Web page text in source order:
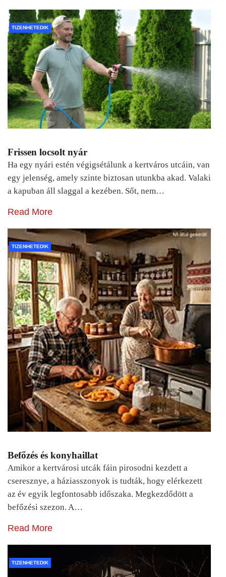
TIZENHETEDIK
Frissen locsolt nyár
Ha egy nyári estén végigsétálunk a kertváros utcáin, van
egy jelenség, amely szinte biztosan utunkba akad. Valaki
a kapuban áll slaggal a kezében. Sőt, nem…
Read More
TIZENHETEDIK
Befőzés és konyhaillat
Amikor a kertvárosi utcák fáin pirosodni kezdett a
cseresznye, a háziasszonyok is tudták, hogy elérkezett
az év egyik legfontosabb időszaka. Megkezdődött a
befőzési szezon. A…
Read More
TIZENHETEDIK